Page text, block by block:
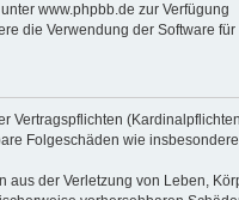
www.phpbb.de zur Verfügung
die Verwendung der Software für
Vertragspflichten
Folgeschäden wie insbesondere
aus der Verletzung von Leben,